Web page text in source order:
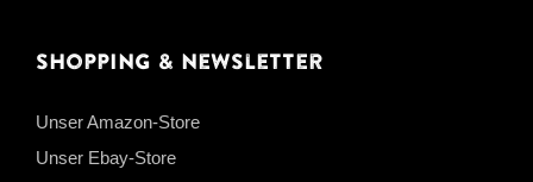
Shopping & Newsletter
Unser Amazon-Store
Unser Ebay-Store